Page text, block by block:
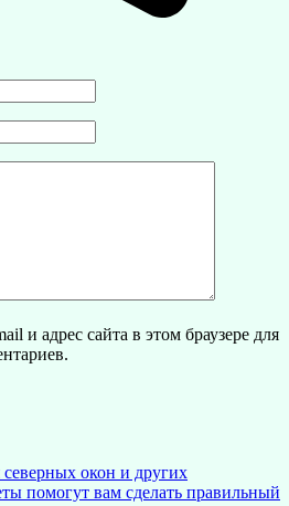
и адрес сайта в этом браузере для
окон и других
помогут вам сделать правильный